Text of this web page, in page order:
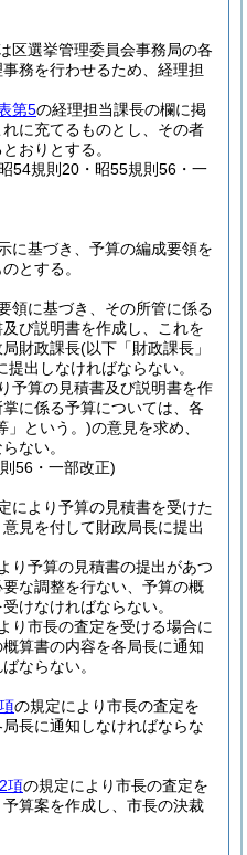
区選挙管理委員会事務局の各
務を行わせるため、経理担
第5の経理担当課長の欄に掲
に充てるものとし、その者
おりとする。
54規則20・昭55規則56・一
に基づき、予算の編成要領を
とする。
領に基づき、その所管に係る
び説明書を作成し、これを
財政課長(以下「財政課長」
出しなければならない。
予算の見積書及び説明書を作
に係る予算については、各
」という。)の意見を求め、
ない。
56・一部改正)
により予算の見積書を受けた
見を付して財政局長に提出
り予算の見積書の提出があつ
な調整を行ない、予算の概
けなければならない。
り市長の査定を受ける場合に
算書の内容を各局長に通知
ならない。
の規定により市長の査定を
長に通知しなければならな
項の規定により市長の査定を
算案を作成し、市長の決裁